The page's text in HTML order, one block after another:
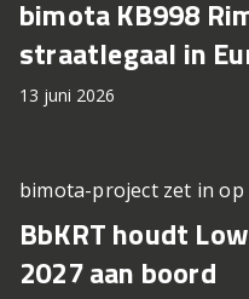
bimota KB998
straatlegaal in
13 juni 2026
bimota-project zet in
BbKRT houdt
2027 aan boord